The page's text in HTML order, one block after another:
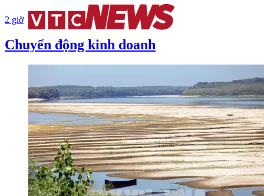
2 giờ
Chuyển động kinh doanh